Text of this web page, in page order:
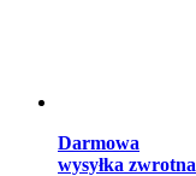
Darmowa
wysyłka zwrotna